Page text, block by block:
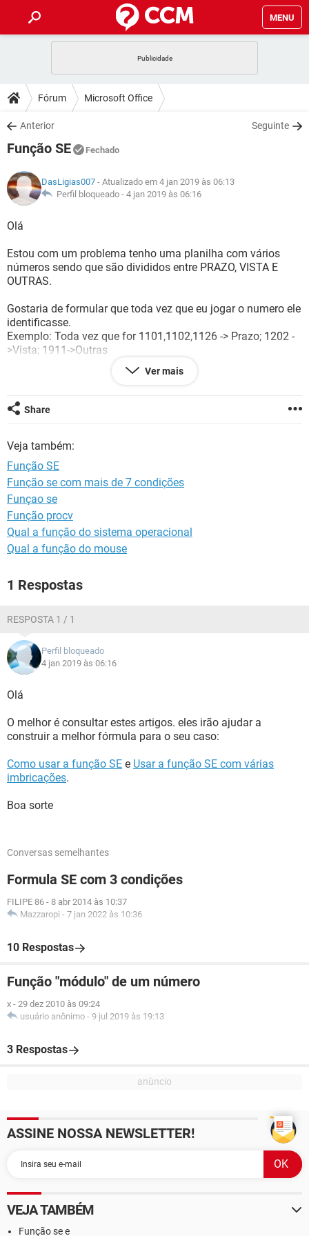
MENU
CELULAR
OUTLOOK
INSTAGRAM
GUIA DE COMPRAS
DICAS
JOGOS
INSTAGRAM GMAIL
GUIA DE COMPRAS
DOWNLOADS
JOGOS
CELULAR
OUTLOOK EXCEL
INSTAGRAM
FÓRUM
JOGOS WHATSAPP
CELULAR
OUTLOOK
INSTAGRAM GMAIL
GUIA DE COMPRAS
GLOSSÁRIO
JOGOS
OUTLOOK EXCEL
GUIA DE COMPRAS
Fórum Microsoft Office
Anterior Seguinte
Função SE Fechado
DasLigias007 - Atualizado em 4 jan 2019 às 06:13
Perfil bloqueado - 4 jan 2019 às 06:16
Olá
Estou com um problema tenho uma planilha com vários
números sendo que são divididos entre PRAZO, VISTA E
OUTRAS.
Gostaria de formular que toda vez que eu jogar o numero ele
identificasse.
Exemplo: Toda vez que for 1101,1102,1126 -> Prazo; 1202 -
>Vista; 1911->Outras
Tentei função SE com E mais não deu certo apenas puxou
Ver mais
Share
Veja também:
Função SE
Função se com mais de 7 condições
Funçao se
Função procv
Qual a função do sistema operacional
Qual a função do mouse
1 Respostas
RESPOSTA 1 / 1
Perfil bloqueado
4 jan 2019 às 06:16
Olá
O melhor é consultar estes artigos. eles irão ajudar a
construir a melhor fórmula para o seu caso:
Como usar a função SE e Usar a função SE com várias
imbricações.
Boa sorte
Conversas semelhantes
Formula SE com 3 condições
FILIPE 86 - 8 abr 2014 às 10:37
Mazzaropi - 7 jan 2022 às 10:36
10 Respostas
Função "módulo" de um número
x - 29 dez 2010 às 09:24
usuário anônimo - 9 jul 2019 às 19:13
3 Respostas
ASSINE NOSSA NEWSLETTER!
VEJA TAMBÉM
Função se e